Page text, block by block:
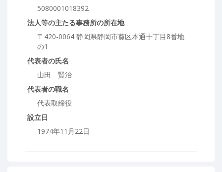
5080001018392
法人等の主たる事務所の所在地
〒420-0064 静岡県静岡市葵区本通十丁目8番地
の1
代表者の氏名
山田 賢治
代表者の職名
代表取締役
設立日
1974年11月22日